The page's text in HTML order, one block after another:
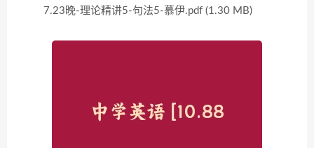
7.23晚-理论精讲5-句法5-慕伊.pdf (1.30 MB)